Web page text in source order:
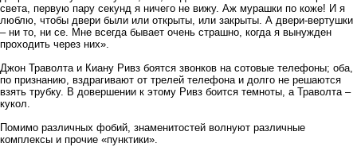
света, первую пару секунд я ничего не вижу. Аж мурашки по коже! И я
люблю, чтобы двери были или открыты, или закрыты. А двери-вертушки
– ни то, ни се. Мне всегда бывает очень страшно, когда я вынужден
проходить через них».
Джон Траволта и Киану Ривз боятся звонков на сотовые телефоны; оба,
по признанию, вздрагивают от трелей телефона и долго не решаются
взять трубку. В довершении к этому Ривз боится темноты, а Траволта –
кукол.
Помимо различных фобий, знаменитостей волнуют различные
комплексы и прочие «пунктики».